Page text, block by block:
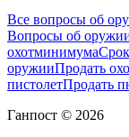
Все вопросы об
Вопросы об
охотминимума
оружииПродать
пистолетПродать
Ганпост © 2026